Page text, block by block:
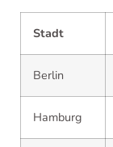
Stadt
Berlin
Hamburg